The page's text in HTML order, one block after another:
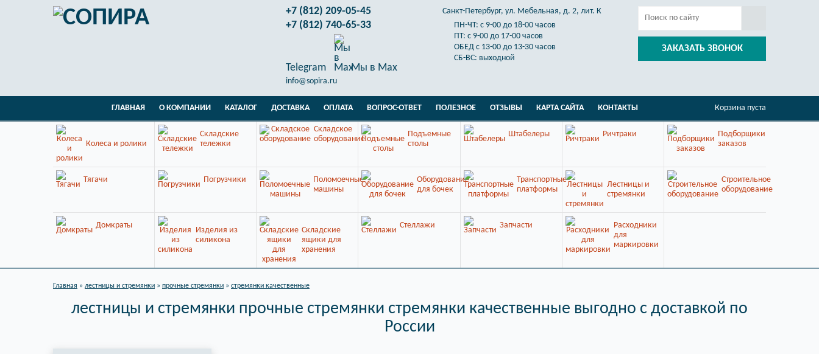
ЗАКАЗАТЬ ЗВОНОК
Санкт-Петербург, ул. Мебельная, д. 2, лит. К
ПН-ЧТ: с 9-00 до 18-00 часов
ПТ: с 9-00 до 17-00 часов
ОБЕД с 13-00 до 13-30 часов
СБ-ВС: выходной
+7 (812) 209-05-45
+7 (812) 740-65-33
Telegram Мы в Max
info@sopira.ru
ГЛАВНАЯ О КОМПАНИИ КАТАЛОГ ДОСТАВКА ОПЛАТА ВОПРОС-ОТВЕТ ПОЛЕЗНОЕ ОТЗЫВЫ КАРТА САЙТА КОНТАКТЫ Корзина пуста
Колеса и ролики
Складские
тележки
Складское
оборудование
Подъемные
столы
Штабелеры Ричтраки
Подборщики
заказов
Тягачи Погрузчики
Поломоечные
машины
Оборудование
для бочек
Транспортные
платформы
Лестницы и
стремянки
Строительное
оборудование
Домкраты
Изделия из
силикона
Складские
ящики для
хранения
Стеллажи Запчасти
Расходники
для
маркировки
Главная » лестницы и стремянки » прочные стремянки » стремянки качественные
лестницы и стремянки прочные стремянки стремянки качественные выгодно с доставкой по
России